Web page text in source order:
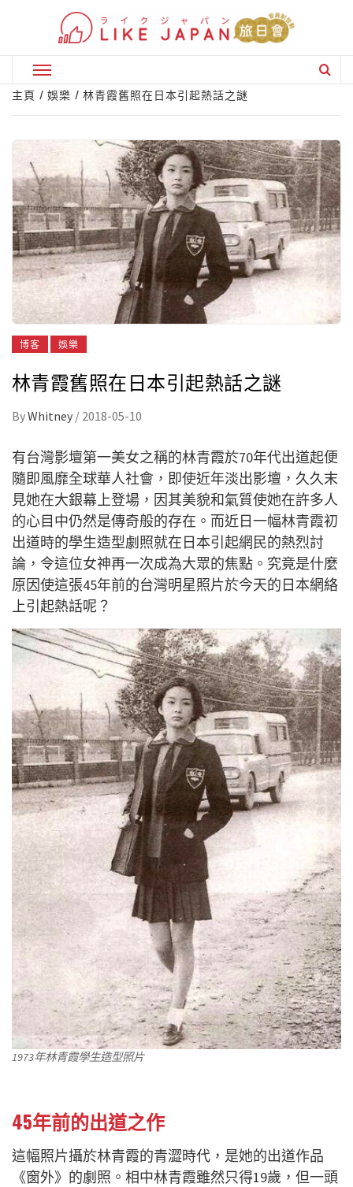
Primary
Menu
主頁 娛樂 林青霞舊照在日本引起熱話之謎
博客 娛樂
林青霞舊照在日本引起熱話之謎
ByWhitney / 2018-05-10
有台灣影壇第一美女之稱的林青霞於70年代出道起便
隨即風靡全球華人社會，即使近年淡出影壇，久久末
見她在大銀幕上登場，因其美貌和氣質使她在許多人
的心目中仍然是傳奇般的存在。而近日一幅林青霞初
出道時的學生造型劇照就在日本引起網民的熱烈討
論，令這位女神再一次成為大眾的焦點。究竟是什麼
原因使這張45年前的台灣明星照片於今天的日本網絡
上引起熱話呢？
1973年林青霞學生造型照片
45年前的出道之作
這幅照片攝於林青霞的青澀時代，是她的出道作品
《窗外》的劇照。相中林青霞雖然只得19歲，但一頭